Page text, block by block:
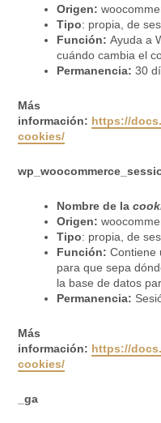
Origen:
Tipo: propia, de
Función: Ayuda a
cuándo cambia el
Permanencia: 30
Más
información: https://
cookies/
Nombre de la
Origen:
Tipo: propia, de
Función: Contiene
para que sepa
la base de datos
Permanencia:
Más
información: https://
cookies/
_ga